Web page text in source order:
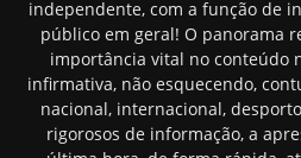
independente, com a função de
público em geral! O panorama
importância vital no conteúdo
infirmativa, não esquecendo,
nacional, internacional,
rigorosos de informação, a